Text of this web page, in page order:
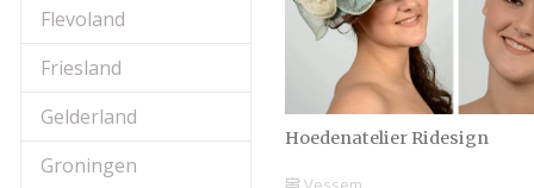
Flevoland
Friesland
Gelderland
Groningen
Hoedenatelier Ridesign